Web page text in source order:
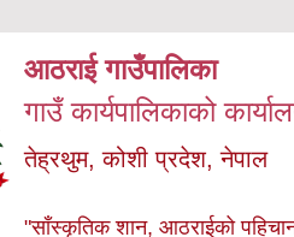
आठराई गाउँपालिका
गाउँ कार्यपालिकाको
तेह्रथुम, कोशी प्रदेश, नेपाल
"साँस्कृतिक शान, आठराईको